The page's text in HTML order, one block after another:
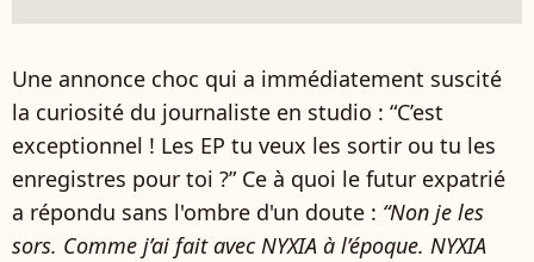
Une annonce choc qui a immédiatement suscité
la curiosité du journaliste en studio : “C’est
exceptionnel ! Les EP tu veux les sortir ou tu les
enregistres pour toi ?” Ce à quoi le futur expatrié
a répondu sans l'ombre d'un doute : “Non je les
sors. Comme j’ai fait avec NYXIA à l’époque. NYXIA